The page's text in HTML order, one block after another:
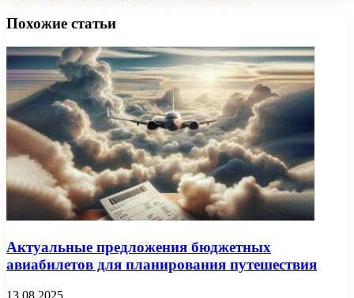
Похожие статьи
Актуальные предложения бюджетных
авиабилетов для планирования путешествия
13.08.2025